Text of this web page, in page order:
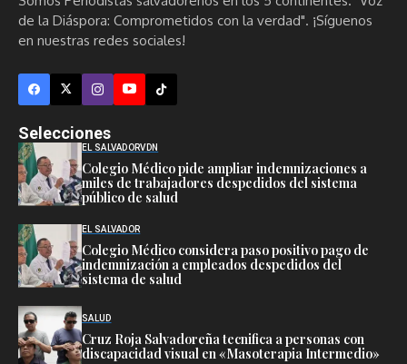
de la Diáspora: Comprometidos con la verdad". ¡Síguenos
en nuestras redes sociales!
Selecciones
EL SALVADORVDN
Colegio Médico pide ampliar indemnizaciones a
miles de trabajadores despedidos del sistema
público de salud
EL SALVADOR
Colegio Médico considera paso positivo pago de
indemnización a empleados despedidos del
sistema de salud
SALUD
Cruz Roja Salvadoreña tecnifica a personas con
discapacidad visual en «Masoterapia Intermedio»